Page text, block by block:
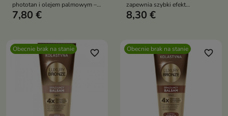
phototan i olejem palmowym –
szybka, złocista opalenizna,
7,80 €
zapewnia szybki efekt
opalenizny
8,30 €
Obecnie brak na stanie favorite_border Obecnie brak na stanie favorite_border